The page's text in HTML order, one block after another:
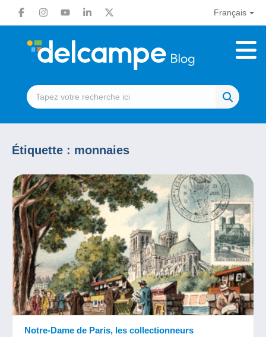
Français
Étiquette : monnaies
Notre-Dame de Paris, les collectionneurs